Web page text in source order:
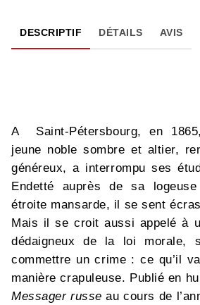
DESCRIPTIF DÉTAILS AVIS
A Saint-Pétersbourg, en
jeune noble sombre et altier,
généreux, a interrompu ses
Endetté auprès de sa
étroite mansarde, il se sent
Mais il se croit aussi appelé à
dédaigneux de la loi morale,
commettre un crime : ce qu’il
manière crapuleuse. Publié en
Messager russe au cours de